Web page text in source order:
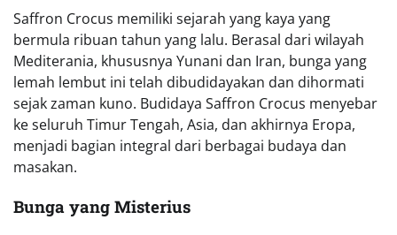
Saffron Crocus memiliki sejarah yang kaya yang
bermula ribuan tahun yang lalu. Berasal dari wilayah
Mediterania, khususnya Yunani dan Iran, bunga yang
lemah lembut ini telah dibudidayakan dan dihormati
sejak zaman kuno. Budidaya Saffron Crocus menyebar
ke seluruh Timur Tengah, Asia, dan akhirnya Eropa,
menjadi bagian integral dari berbagai budaya dan
masakan.
Bunga yang Misterius